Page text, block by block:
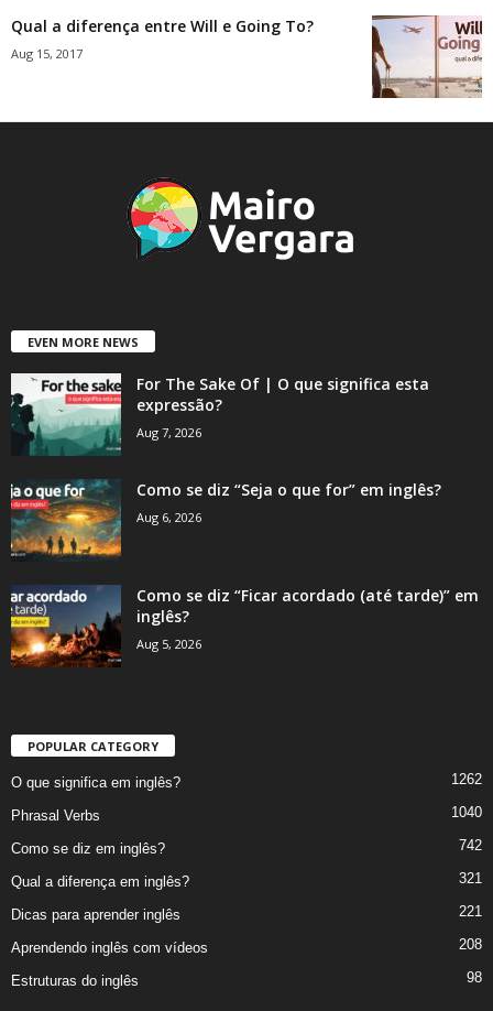
Qual a diferença entre Will e Going To?
Aug 15, 2017
EVEN MORE NEWS
For The Sake Of | O que significa esta
expressão?
Aug 7, 2026
Como se diz “Seja o que for” em inglês?
Aug 6, 2026
Como se diz “Ficar acordado (até tarde)” em
inglês?
Aug 5, 2026
POPULAR CATEGORY
O que significa em inglês? 1262
Phrasal Verbs 1040
Como se diz em inglês? 742
Qual a diferença em inglês? 321
Dicas para aprender inglês 221
Aprendendo inglês com vídeos 208
Estruturas do inglês 98